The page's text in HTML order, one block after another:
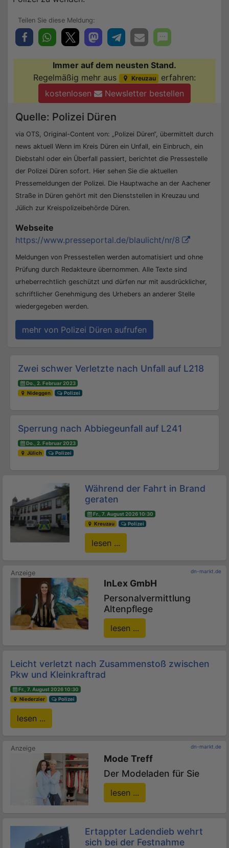
Immer auf dem neusten Stand.
Regelmäßig mehr aus
Kreuzau erfahren:
kostenlosen
Newsletter bestellen
Quelle: Polizei Düren
via OTS, Original-Content von: „Polizei Düren“, übermittelt durch
news aktuell Wenn im Kreis Düren ein Unfall, ein Einbruch, ein
Diebstahl oder ein Überfall passiert, berichtet die Pressestelle
der Polizei Düren sofort. Hier sehen Sie die aktuellen
Pressemeldungen der Polizei. Die Hauptwache an der Aachener
Straße in Düren gehört mit den Dienststellen in Kreuzau und
Jülich zur Kreispolizeibehörde Düren.
Webseite
https://www.presseportal.de/blaulicht/nr/8
Meldungen von Pressestellen werden automatisiert und ohne
Prüfung durch Redakteure übernommen. Alle Texte sind
urheberrechtlich geschützt und dürfen nur mit ausdrücklicher,
schriftlicher Genehmigung des Urhebers an anderer Stelle
wiedergegeben werden.
mehr von Polizei Düren aufrufen
Beitrags-Navigation
Zwei schwer Verletzte nach Unfall auf L218
Do., 2. Februar 2023
Nideggen
Polizei
Sperrung nach Abbiegeunfall auf L241
Do., 2. Februar 2023
Jülich
Polizei
Während der Fahrt in Brand
geraten
Fr., 7. August 2026 10:30
Kreuzau
Polizei
lesen ...
dn-markt.de
InLex GmbH
Personalvermittlung
Altenpflege
lesen ...
Leicht verletzt nach Zusammenstoß zwischen
Pkw und Kleinkraftrad
Fr., 7. August 2026 10:30
Niederzier
Polizei
lesen ...
dn-markt.de
Mode Treff
Der Modeladen für Sie
lesen ...
Ertappter Ladendieb wehrt
sich bei der Festnahme